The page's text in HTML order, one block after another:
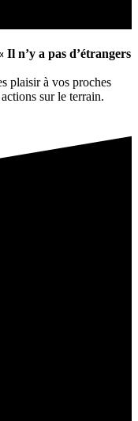
Il n’y a pas d’étrangers
plaisir à vos proches
sur le terrain.